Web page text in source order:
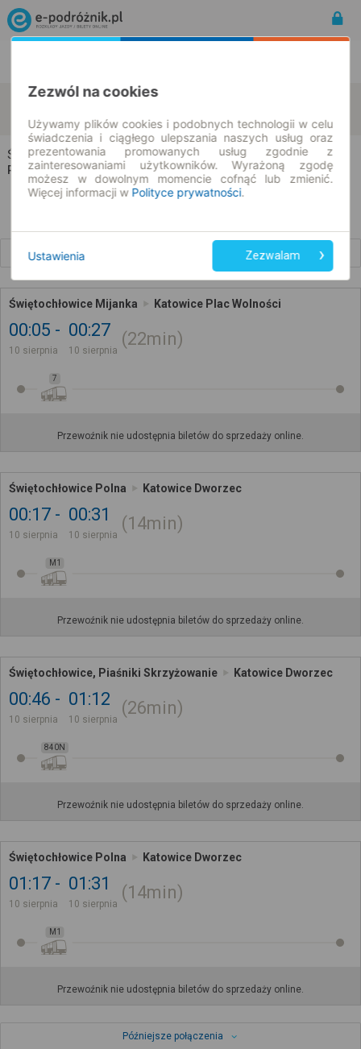
Świętochłowice
Katowice
10.08.2026 | -- : --
Świętochłowice → Katowice
Rozkład jazdy i bilety
Świętochłowice Mijanka Katowice Plac Wolności
00:05
10 sierpnia
00:27
10 sierpnia
22min
7
Przewoźnik nie udostępnia biletów do sprzedaży online.
Świętochłowice Polna Katowice Dworzec
00:17
10 sierpnia
00:31
10 sierpnia
14min
M1
Przewoźnik nie udostępnia biletów do sprzedaży online.
Świętochłowice, Piaśniki Skrzyżowanie Katowice Dworzec
00:46
10 sierpnia
01:12
10 sierpnia
26min
840N
Przewoźnik nie udostępnia biletów do sprzedaży online.
Świętochłowice Polna Katowice Dworzec
01:17
10 sierpnia
01:31
10 sierpnia
14min
M1
Przewoźnik nie udostępnia biletów do sprzedaży online.
Późniejsze połączenia
Zezwól na cookies
Używamy plików cookies i podobnych technologii w celu
świadczenia i ciągłego ulepszania naszych usług oraz
prezentowania promowanych usług zgodnie z
zainteresowaniami użytkowników. Wyrażoną zgodę
możesz w dowolnym momencie cofnąć lub zmienić.
Więcej informacji w Polityce prywatności.
Ustawienia Zezwalam